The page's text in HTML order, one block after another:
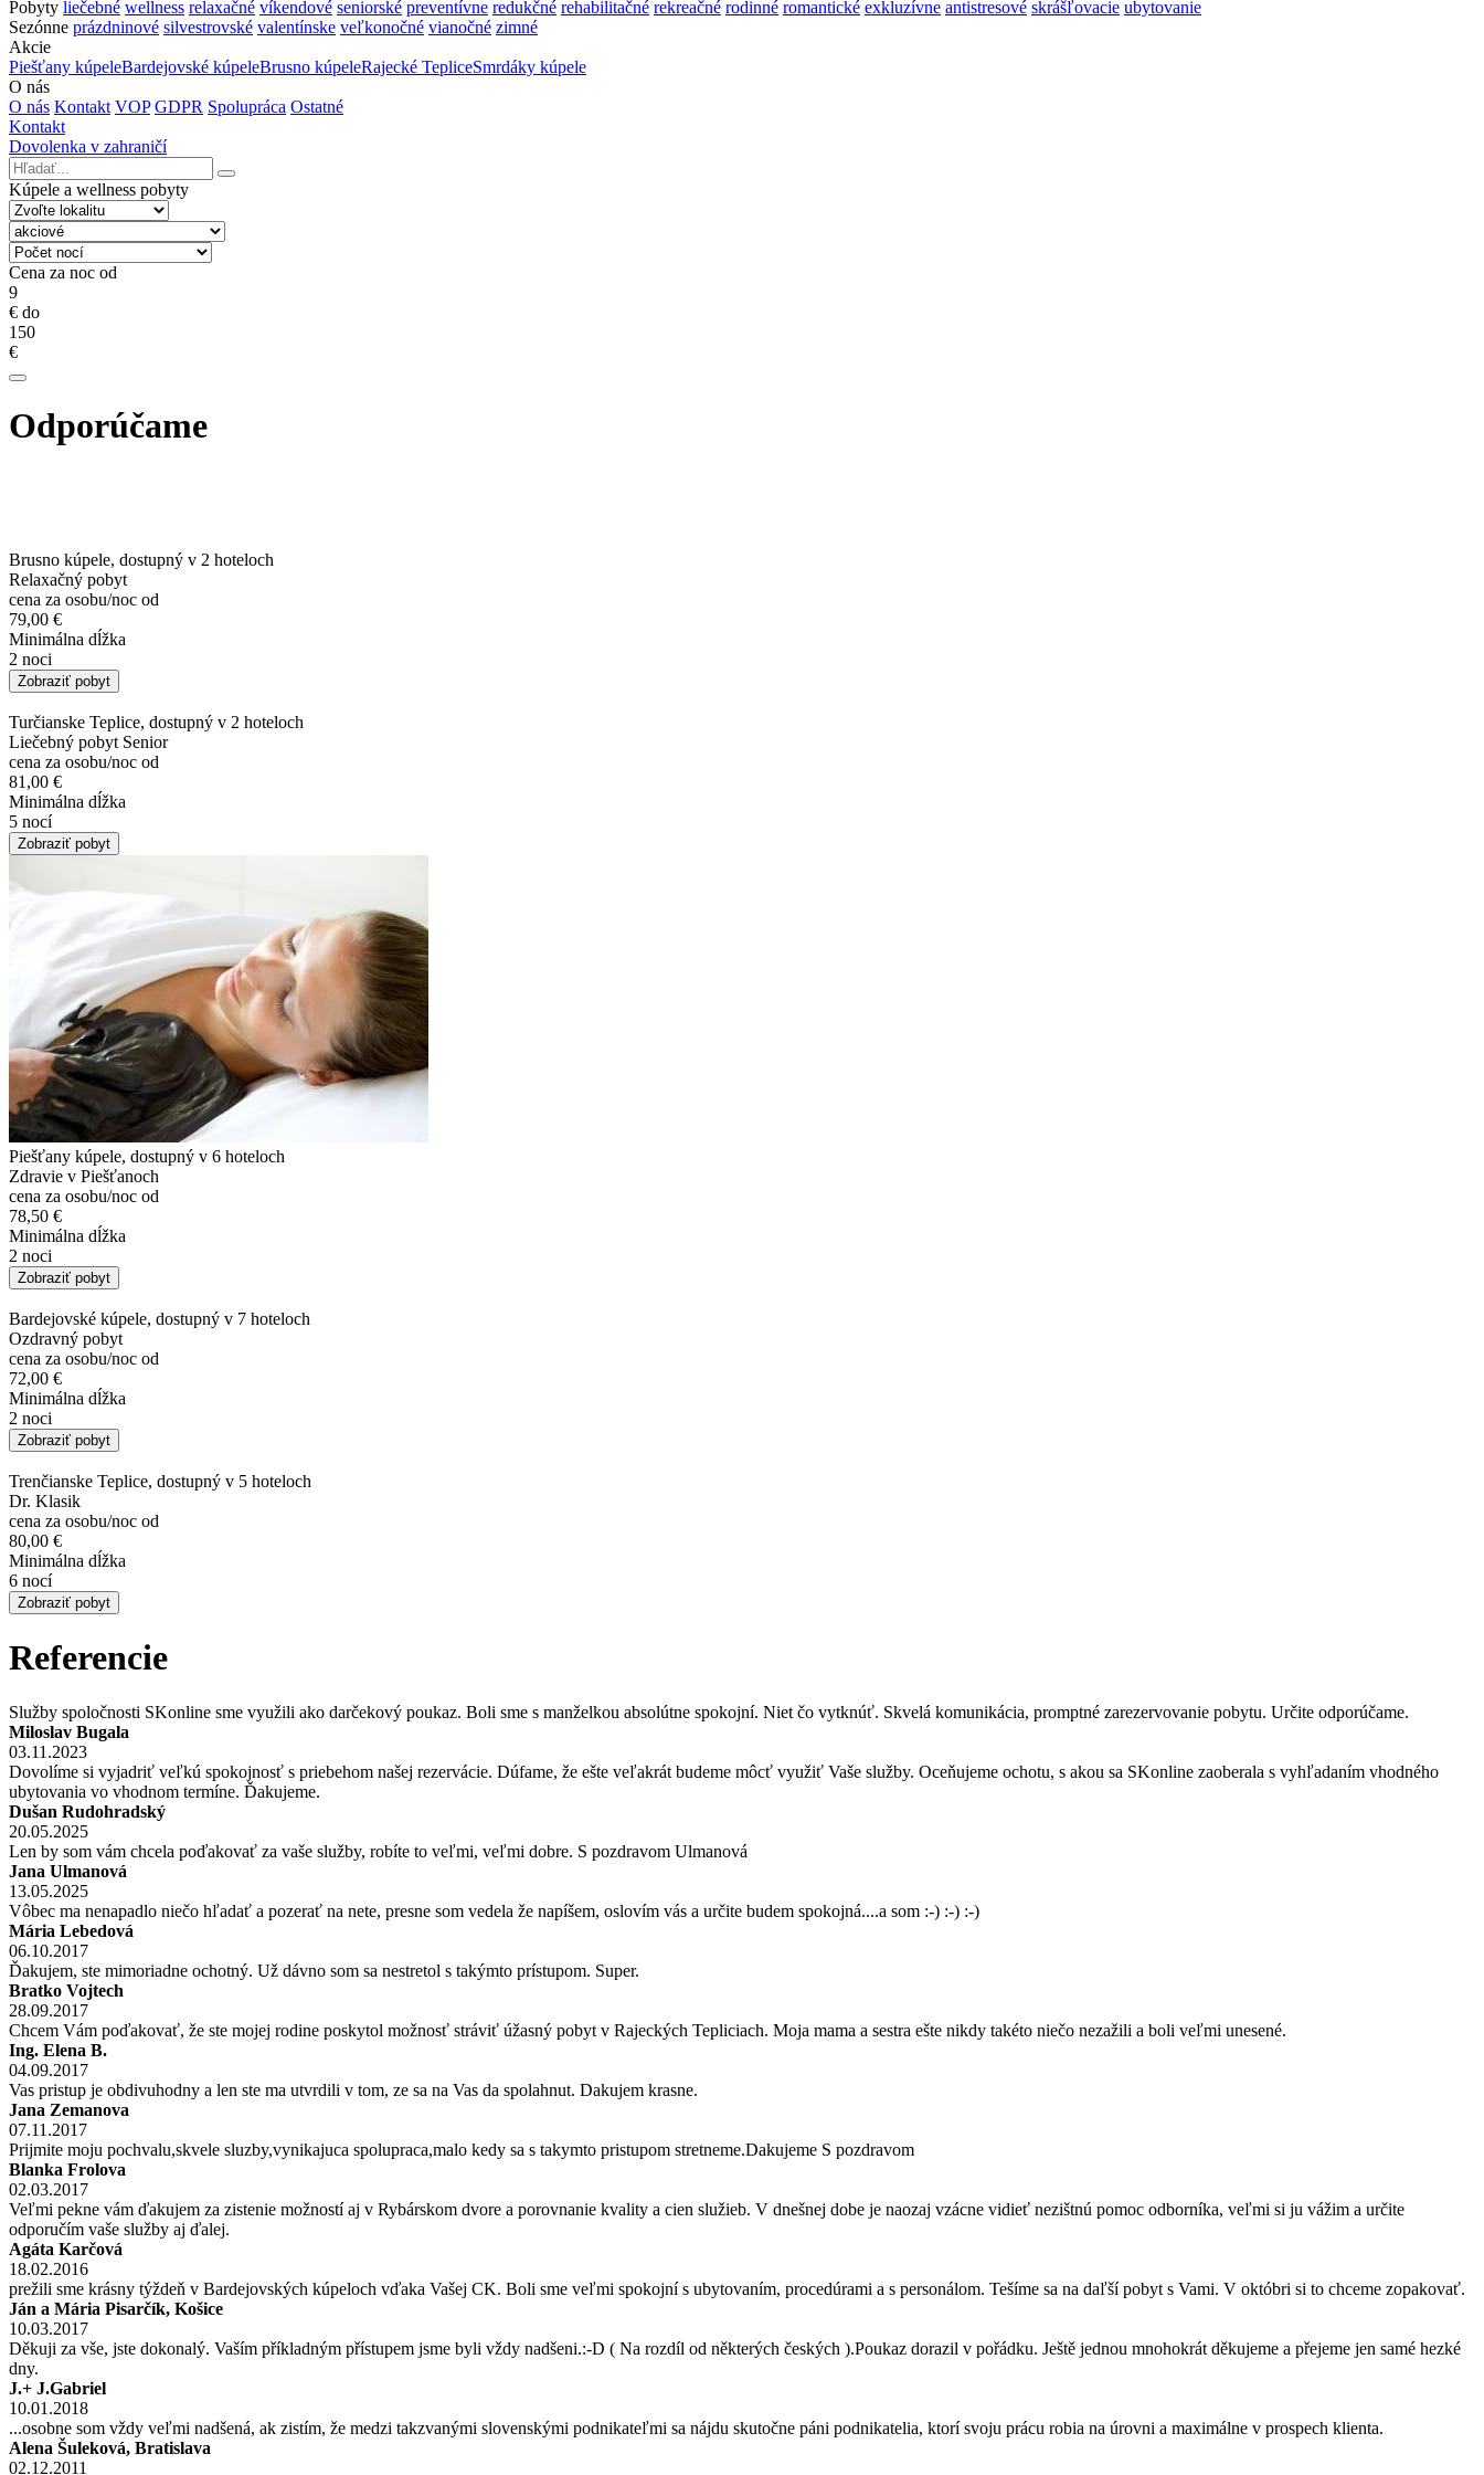
Pobyty liečebné wellness relaxačné víkendové seniorské preventívne redukčné rehabilitačné rekreačné rodinné romantické exkluzívne antistresové skrášľovacie ubytovanie
Sezónne prázdninové silvestrovské valentínske veľkonočné vianočné zimné
Akcie
Piešťany kúpeleBardejovské kúpeleBrusno kúpeleRajecké TepliceSmrdáky kúpele
O nás
O nás Kontakt VOP GDPR Spolupráca Ostatné
Kontakt
Dovolenka v zahraničí
Kúpele a wellness pobyty
Cena za noc od
9
€ do
150
€
Odporúčame
Brusno kúpele, dostupný v 2 hoteloch
Relaxačný pobyt
cena za osobu/noc od
79,00 €
Minimálna dĺžka
2 noci
Zobraziť pobyt
Turčianske Teplice, dostupný v 2 hoteloch
Liečebný pobyt Senior
cena za osobu/noc od
81,00 €
Minimálna dĺžka
5 nocí
Zobraziť pobyt
Piešťany kúpele, dostupný v 6 hoteloch
Zdravie v Piešťanoch
cena za osobu/noc od
78,50 €
Minimálna dĺžka
2 noci
Zobraziť pobyt
Bardejovské kúpele, dostupný v 7 hoteloch
Ozdravný pobyt
cena za osobu/noc od
72,00 €
Minimálna dĺžka
2 noci
Zobraziť pobyt
Trenčianske Teplice, dostupný v 5 hoteloch
Dr. Klasik
cena za osobu/noc od
80,00 €
Minimálna dĺžka
6 nocí
Zobraziť pobyt
Referencie
Služby spoločnosti SKonline sme využili ako darčekový poukaz. Boli sme s manželkou absolútne spokojní. Niet čo vytknúť. Skvelá komunikácia, promptné zarezervovanie pobytu. Určite odporúčame.
Miloslav Bugala
03.11.2023
Dovolíme si vyjadriť veľkú spokojnosť s priebehom našej rezervácie. Dúfame, že ešte veľakrát budeme môcť využiť Vaše služby. Oceňujeme ochotu, s akou sa SKonline zaoberala s vyhľadaním vhodného
ubytovania vo vhodnom termíne. Ďakujeme.
Dušan Rudohradský
20.05.2025
Len by som vám chcela poďakovať za vaše služby, robíte to veľmi, veľmi dobre. S pozdravom Ulmanová
Jana Ulmanová
13.05.2025
Vôbec ma nenapadlo niečo hľadať a pozerať na nete, presne som vedela že napíšem, oslovím vás a určite budem spokojná....a som :-) :-) :-)
Mária Lebedová
06.10.2017
Ďakujem, ste mimoriadne ochotný. Už dávno som sa nestretol s takýmto prístupom. Super.
Bratko Vojtech
28.09.2017
Chcem Vám poďakovať, že ste mojej rodine poskytol možnosť stráviť úžasný pobyt v Rajeckých Tepliciach. Moja mama a sestra ešte nikdy takéto niečo nezažili a boli veľmi unesené.
Ing. Elena B.
04.09.2017
Vas pristup je obdivuhodny a len ste ma utvrdili v tom, ze sa na Vas da spolahnut. Dakujem krasne.
Jana Zemanova
07.11.2017
Prijmite moju pochvalu,skvele sluzby,vynikajuca spolupraca,malo kedy sa s takymto pristupom stretneme.Dakujeme S pozdravom
Blanka Frolova
02.03.2017
Veľmi pekne vám ďakujem za zistenie možností aj v Rybárskom dvore a porovnanie kvality a cien služieb. V dnešnej dobe je naozaj vzácne vidieť nezištnú pomoc odborníka, veľmi si ju vážim a určite
odporučím vaše služby aj ďalej.
Agáta Karčová
18.02.2016
prežili sme krásny týždeň v Bardejovských kúpeloch vďaka Vašej CK. Boli sme veľmi spokojní s ubytovaním, procedúrami a s personálom. Tešíme sa na daľší pobyt s Vami. V októbri si to chceme zopakovať.
Ján a Mária Pisarčík, Košice
10.03.2017
Děkuji za vše, jste dokonalý. Vaším příkladným přístupem jsme byli vždy nadšeni.:-D ( Na rozdíl od některých českých ).Poukaz dorazil v pořádku. Ještě jednou mnohokrát děkujeme a přejeme jen samé hezké
dny.
J.+ J.Gabriel
10.01.2018
...osobne som vždy veľmi nadšená, ak zistím, že medzi takzvanými slovenskými podnikateľmi sa nájdu skutočne páni podnikatelia, ktorí svoju prácu robia na úrovni a maximálne v prospech klienta.
Alena Šuleková, Bratislava
02.12.2011